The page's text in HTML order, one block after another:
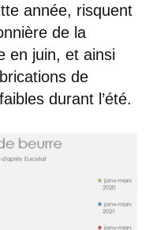
année, risquent
de la
en juin, et ainsi
de
durant l’été.